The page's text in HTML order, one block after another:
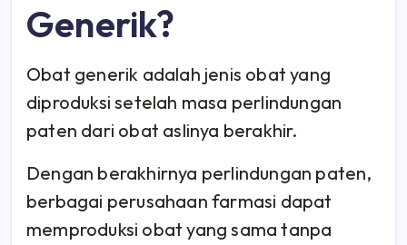
Generik?
Obat generik adalah jenis obat yang
diproduksi setelah masa perlindungan
paten dari obat aslinya berakhir.
Dengan berakhirnya perlindungan paten,
berbagai perusahaan farmasi dapat
memproduksi obat yang sama tanpa